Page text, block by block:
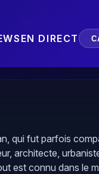
EN DIRECT
qui fut parfois
architecte,
est connu dans le